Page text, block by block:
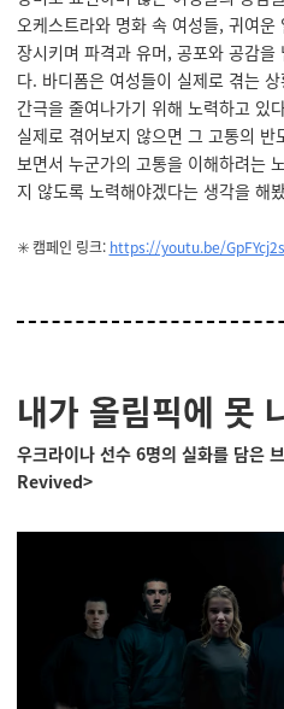
오케스트라와 명화 속 여성들, 귀여
장시키며 파격과 유머, 공포와 공감을
다. 바디폼은 여성들이 실제로 겪는
간극을 줄여나가기 위해 노력하고 있
실제로 겪어보지 않으면 그 고통의
보면서 누군가의 고통을 이해하려는
지 않도록 노력해야겠다는 생각을 해
✳️ 캠페인 링크: https://youtu.be/
내가 올림픽에 못
우크라이나 선수 6명의 실화를 담은
Revived>